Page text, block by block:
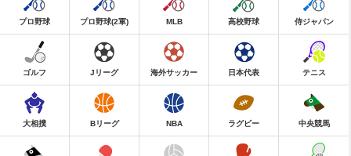
プロ野球 プロ野球(2軍) MLB 高校野球 侍ジャパン
ゴルフ Jリーグ 海外サッカー 日本代表 テニス
大相撲 Bリーグ NBA ラグビー 中央競馬